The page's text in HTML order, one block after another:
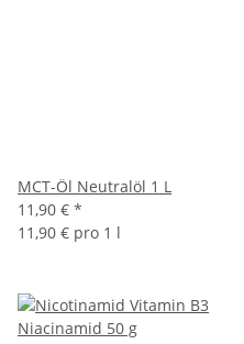
MCT-Öl Neutralöl 1 L
11,90 € *
11,90 € pro 1 l